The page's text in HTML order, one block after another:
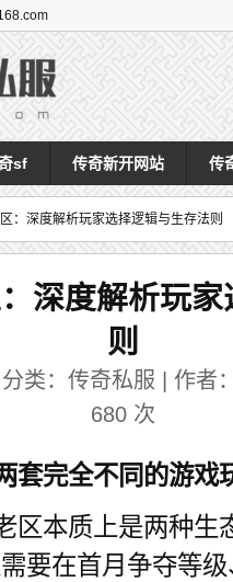
sf 传奇新开网站 传
：深度解析玩家选择逻辑与生存法则
深度解析玩
则
类：传奇私服 | 作者
680 次
套完全不同的游戏
区本质上是两种生
要在首月争夺等